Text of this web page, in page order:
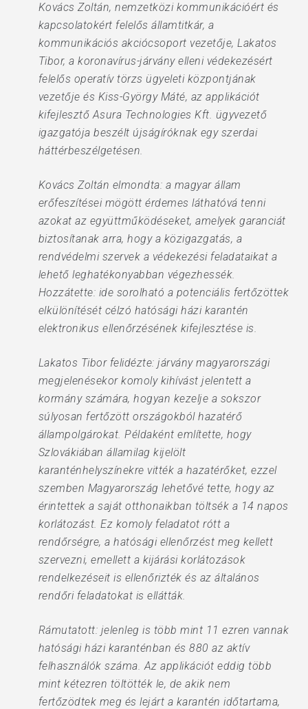
Kovács Zoltán, nemzetközi kommunikációért és
kapcsolatokért felelős államtitkár, a
kommunikációs akciócsoport vezetője, Lakatos
Tibor, a koronavírus-járvány elleni védekezésért
felelős operatív törzs ügyeleti központjának
vezetője és Kiss-György Máté, az applikációt
kifejlesztő Asura Technologies Kft. ügyvezető
igazgatója beszélt újságíróknak egy szerdai
háttérbeszélgetésen.
Kovács Zoltán elmondta: a magyar állam
erőfeszítései mögött érdemes láthatóvá tenni
azokat az együttműködéseket, amelyek garanciát
biztosítanak arra, hogy a közigazgatás, a
rendvédelmi szervek a védekezési feladataikat a
lehető leghatékonyabban végezhessék.
Hozzátette: ide sorolható a potenciális fertőzöttek
elkülönítését célzó hatósági házi karantén
elektronikus ellenőrzésének kifejlesztése is.
Lakatos Tibor felidézte: járvány magyarországi
megjelenésekor komoly kihívást jelentett a
kormány számára, hogyan kezelje a sokszor
súlyosan fertőzött országokból hazatérő
állampolgárokat. Példaként említette, hogy
Szlovákiában államilag kijelölt
karanténhelyszínekre vitték a hazatérőket, ezzel
szemben Magyarország lehetővé tette, hogy az
érintettek a saját otthonaikban töltsék a 14 napos
korlátozást. Ez komoly feladatot rótt a
rendőrségre, a hatósági ellenőrzést meg kellett
szervezni, emellett a kijárási korlátozások
rendelkezéseit is ellenőrizték és az általános
rendőri feladatokat is ellátták.
Rámutatott: jelenleg is több mint 11 ezren vannak
hatósági házi karanténban és 880 az aktív
felhasználók száma. Az applikációt eddig több
mint kétezren töltötték le, de akik nem
fertőzödtek meg és lejárt a karantén időtartama,